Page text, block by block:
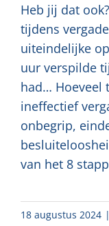
Heb jij dat
tijdens
uiteindelijke
uur verspilde
had… Hoeveel
ineffectief
onbegrip,
van het 8
18 augustus 2024 |